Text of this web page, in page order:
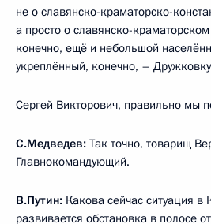
не о славянско-краматорско-
а просто о славянско-
конечно, ещё и небольшой
укреплённый, конечно, –
Сергей Викторович, правильно мы
С.Медведев: Так точно, товарищ
Главнокомандующий.
В.Путин: Какова сейчас ситуация в
развивается обстановка в полосе